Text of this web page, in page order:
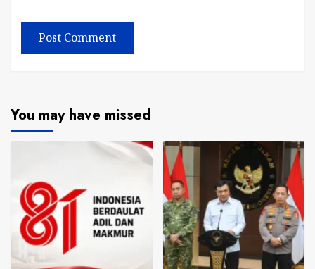
You may have missed